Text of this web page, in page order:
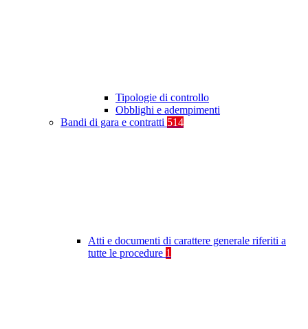
Tipologie di controllo
Obblighi e adempimenti
Bandi di gara e contratti 514
Atti e documenti di carattere generale riferiti a
tutte le procedure 1